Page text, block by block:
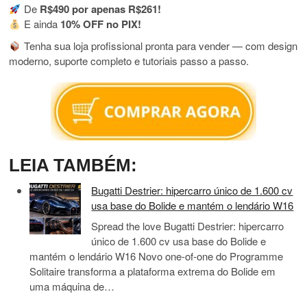
De R$490 por apenas R$261!
E ainda 10% OFF no PIX!
Tenha sua loja profissional pronta para vender — com design
moderno, suporte completo e tutoriais passo a passo.
LEIA TAMBÉM:
Bugatti Destrier: hipercarro único de 1.600 cv
usa base do Bolide e mantém o lendário W16
Spread the love Bugatti Destrier: hipercarro
único de 1.600 cv usa base do Bolide e
mantém o lendário W16 Novo one-of-one do Programme
Solitaire transforma a plataforma extrema do Bolide em
uma máquina de…